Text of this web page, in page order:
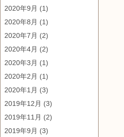
2020年9月 (1)
2020年8月 (1)
2020年7月 (2)
2020年4月 (2)
2020年3月 (1)
2020年2月 (1)
2020年1月 (3)
2019年12月 (3)
2019年11月 (2)
2019年9月 (3)